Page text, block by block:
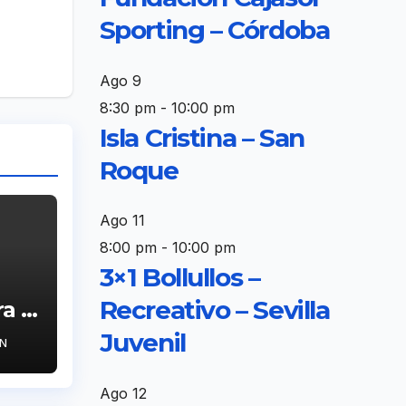
la
Sporting – Córdoba
Ago 9
8:30 pm- 10:00 pm
Isla Cristina – San
Roque
Ago 11
8:00 pm- 10:00 pm
3×1 Bollullos –
Recreativo – Sevilla
Juvenil
Ago 12